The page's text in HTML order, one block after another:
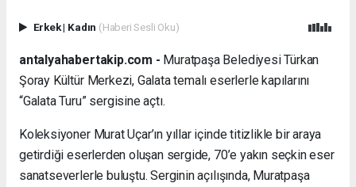
Erkek| Kadın (Haberi Sesli Oku)
antalyahabertakip.com - Muratpaşa Belediyesi Türkan
Şoray Kültür Merkezi, Galata temalı eserlerle kapılarını
“Galata Turu” sergisine açtı.
Koleksiyoner Murat Uçar’ın yıllar içinde titizlikle bir araya
getirdiği eserlerden oluşan sergide, 70’e yakın seçkin eser
sanatseverlerle buluştu. Serginin açılışında, Muratpaşa